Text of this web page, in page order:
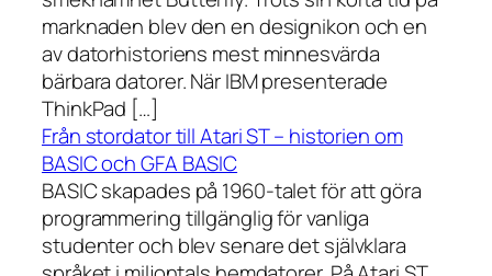
marknaden blev den en designikon och en
av datorhistoriens mest minnesvärda
bärbara datorer. När IBM presenterade
ThinkPad […]
Från stordator till Atari ST – historien om
BASIC och GFA BASIC
BASIC skapades på 1960-talet för att göra
programmering tillgänglig för vanliga
studenter och blev senare det självklara